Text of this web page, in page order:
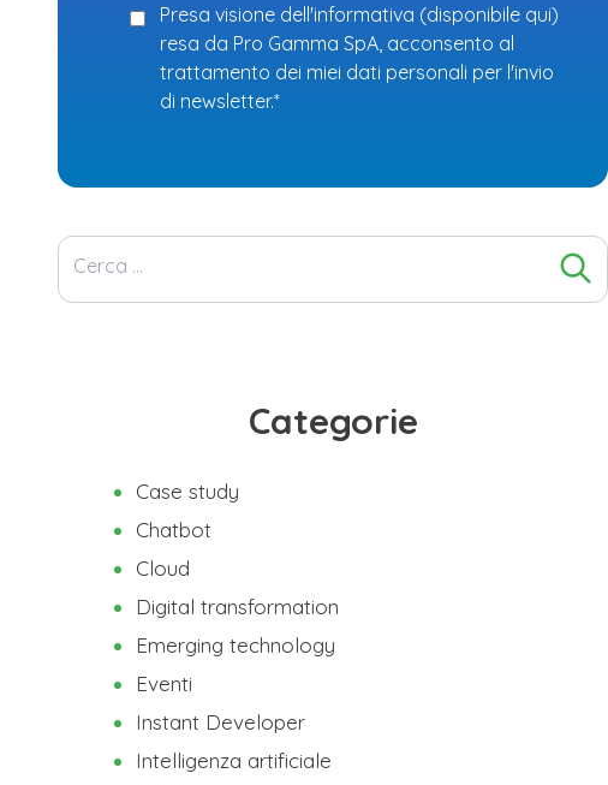
Presa visione dell'informativa (disponibile qui)
resa da Pro Gamma SpA, acconsento al
trattamento dei miei dati personali per l'invio
di newsletter.*
Ricerca
Categorie
Case study
Chatbot
Cloud
Digital transformation
Emerging technology
Eventi
Instant Developer
Intelligenza artificiale